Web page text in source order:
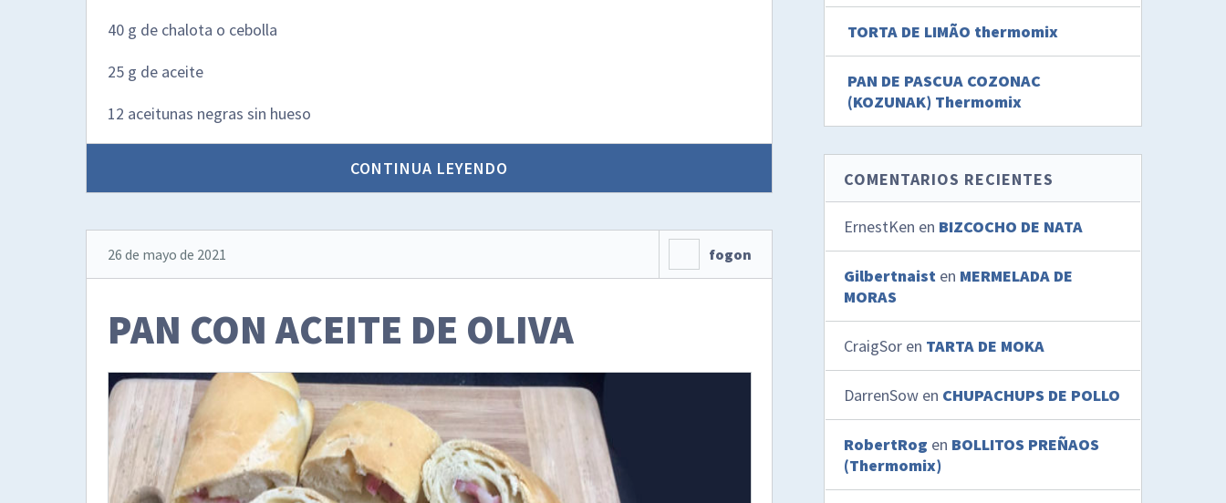
40 g de chalota o cebolla
25 g de aceite
12 aceitunas negras sin hueso
CONTINUA LEYENDO
26 de mayo de 2021 fogon
PAN CON ACEITE DE OLIVA
TORTA DE LIMÃO thermomix
PAN DE PASCUA COZONAC
(KOZUNAK) Thermomix
COMENTARIOS RECIENTES
ErnestKen en BIZCOCHO DE NATA
Gilbertnaist en MERMELADA DE
MORAS
CraigSor en TARTA DE MOKA
DarrenSow en CHUPACHUPS DE POLLO
RobertRog en BOLLITOS PREÑAOS
(Thermomix)